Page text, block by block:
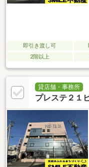
即引き渡し可
2階以上
貸店舗・事務所
プレステ２１